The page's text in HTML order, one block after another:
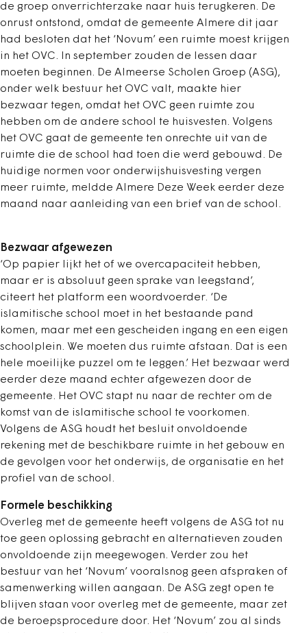
de groep onverrichterzake naar huis terugkeren. De
onrust ontstond, omdat de gemeente Almere dit jaar
had besloten dat het ‘Novum’ een ruimte moest krijgen
in het OVC. In september zouden de lessen daar
moeten beginnen. De Almeerse Scholen Groep (ASG),
onder welk bestuur het OVC valt, maakte hier
bezwaar tegen, omdat het OVC geen ruimte zou
hebben om de andere school te huisvesten. Volgens
het OVC gaat de gemeente ten onrechte uit van de
ruimte die de school had toen die werd gebouwd. De
huidige normen voor onderwijshuisvesting vergen
meer ruimte, meldde Almere Deze Week eerder deze
maand naar aanleiding van een brief van de school.
Bezwaar afgewezen
‘Op papier lijkt het of we overcapaciteit hebben,
maar er is absoluut geen sprake van leegstand’,
citeert het platform een woordvoerder. ‘De
islamitische school moet in het bestaande pand
komen, maar met een gescheiden ingang en een eigen
schoolplein. We moeten dus ruimte afstaan. Dat is een
hele moeilijke puzzel om te leggen.’ Het bezwaar werd
eerder deze maand echter afgewezen door de
gemeente. Het OVC stapt nu naar de rechter om de
komst van de islamitische school te voorkomen.
Volgens de ASG houdt het besluit onvoldoende
rekening met de beschikbare ruimte in het gebouw en
de gevolgen voor het onderwijs, de organisatie en het
profiel van de school.
Formele beschikking
Overleg met de gemeente heeft volgens de ASG tot nu
toe geen oplossing gebracht en alternatieven zouden
onvoldoende zijn meegewogen. Verder zou het
bestuur van het ‘Novum’ vooralsnog geen afspraken of
samenwerking willen aangaan. De ASG zegt open te
blijven staan voor overleg met de gemeente, maar zet
de beroepsprocedure door. Het ‘Novum’ zou al sinds